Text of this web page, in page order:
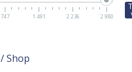
747 1 491 2 236 2 980
/ Shop